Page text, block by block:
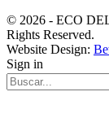
© 2026 - ECO
Rights Reserved.
Website Design:
Sign in